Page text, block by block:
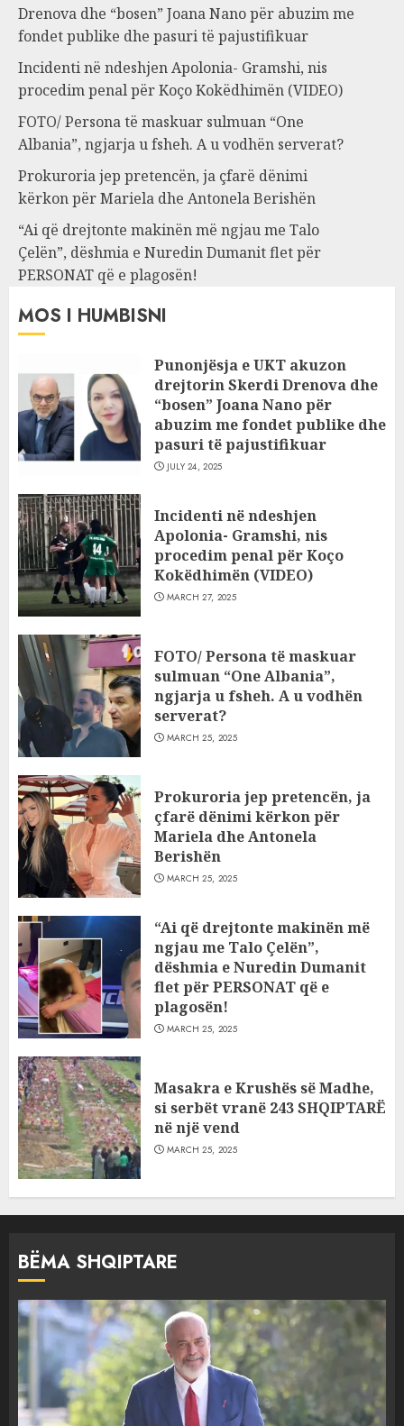
Drenova dhe “bosen” Joana Nano për abuzim me
fondet publike dhe pasuri të pajustifikuar
Incidenti në ndeshjen Apolonia- Gramshi, nis
procedim penal për Koço Kokëdhimën (VIDEO)
FOTO/ Persona të maskuar sulmuan “One
Albania”, ngjarja u fsheh. A u vodhën serverat?
Prokuroria jep pretencën, ja çfarë dënimi
kërkon për Mariela dhe Antonela Berishën
“Ai që drejtonte makinën më ngjau me Talo
Çelën”, dëshmia e Nuredin Dumanit flet për
PERSONAT që e plagosën!
MOS I HUMBISNI
Punonjësja e UKT akuzon
drejtorin Skerdi Drenova dhe
“bosen” Joana Nano për
abuzim me fondet publike dhe
pasuri të pajustifikuar
JULY 24, 2025
Incidenti në ndeshjen
Apolonia- Gramshi, nis
procedim penal për Koço
Kokëdhimën (VIDEO)
MARCH 27, 2025
FOTO/ Persona të maskuar
sulmuan “One Albania”,
ngjarja u fsheh. A u vodhën
serverat?
MARCH 25, 2025
Prokuroria jep pretencën, ja
çfarë dënimi kërkon për
Mariela dhe Antonela
Berishën
MARCH 25, 2025
“Ai që drejtonte makinën më
ngjau me Talo Çelën”,
dëshmia e Nuredin Dumanit
flet për PERSONAT që e
plagosën!
MARCH 25, 2025
Masakra e Krushës së Madhe,
si serbët vranë 243 SHQIPTARË
në një vend
MARCH 25, 2025
BËMA SHQIPTARE